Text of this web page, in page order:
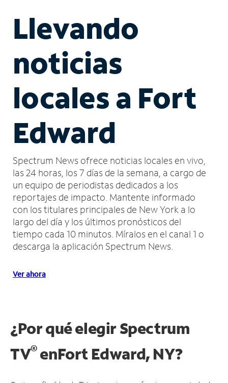
Llevando
noticias
locales a Fort
Edward
Spectrum News ofrece noticias locales en vivo,
las 24 horas, los 7 días de la semana, a cargo de
un equipo de periodistas dedicados a los
reportajes de impacto. Mantente informado
con los titulares principales de New York a lo
largo del día y los últimos pronósticos del
tiempo cada 10 minutos. Míralos en el canal 1 o
descarga la aplicación Spectrum News.
Ver ahora
¿Por qué elegir Spectrum
TV®enFort Edward, NY?